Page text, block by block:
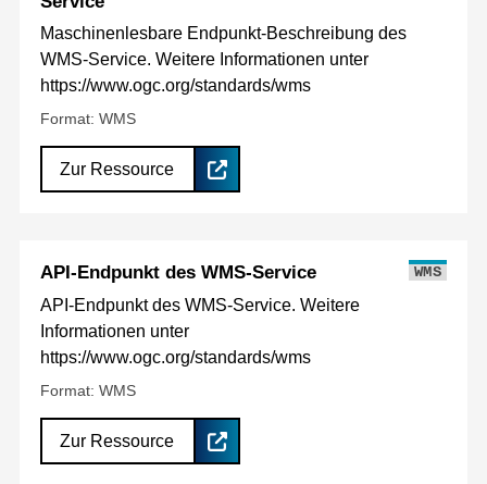
Maschinenlesbare Endpunkt-Beschreibung des
WMS-Service. Weitere Informationen unter
https://www.ogc.org/standards/wms
Format: WMS
Zur Ressource
API-Endpunkt des WMS-Service WMS
API-Endpunkt des WMS-Service. Weitere
Informationen unter
https://www.ogc.org/standards/wms
Format: WMS
Zur Ressource